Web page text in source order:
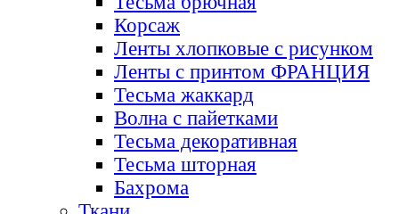
Корсаж
Ленты хлопковые с рисунком
Ленты с принтом ФРАНЦИЯ
Тесьма жаккард
Волна с пайетками
Тесьма декоративная
Тесьма шторная
Бахрома